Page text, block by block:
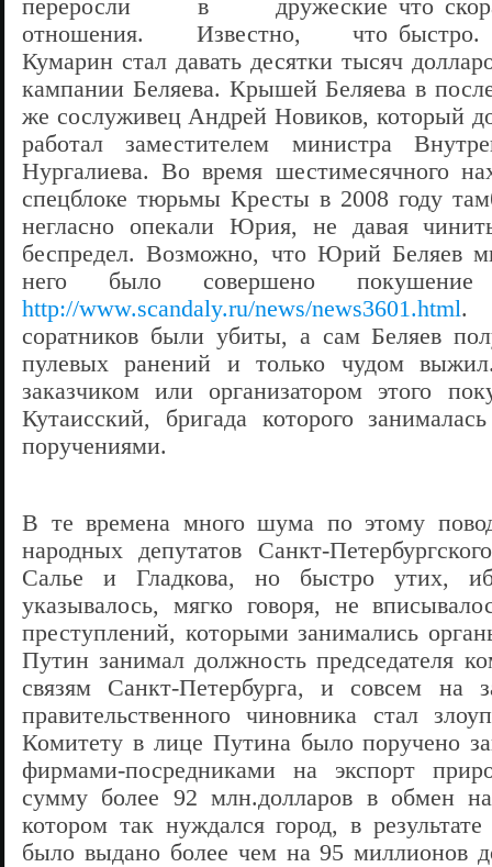
переросли в дружеские
отношения. Известно, что
Кумарин стал давать десятки тысяч
кампании Беляева. Крышей Беляева в
же сослуживец Андрей Новиков, который
работал заместителем министра
Нургалиева. Во время шестимесячного
спецблоке тюрьмы Кресты в 2008 году
негласно опекали Юрия, не давая
беспредел. Возможно, что Юрий Беляев
него было совершено
http://www.scandaly.ru/news/news3601.html.
соратников были убиты, а сам Беляев
пулевых ранений и только чудом
заказчиком или организатором этого
Кутаисский, бригада которого
поручениями.
В те времена много шума по этому
народных депутатов Санкт-
Салье и Гладкова, но быстро утих,
указывалось, мягко говоря, не
преступлений, которыми занимались
Путин занимал должность председателя
связям Санкт-Петербурга, и совсем на
правительственного чиновника стал
Комитету в лице Путина было поручено
фирмами-посредниками на экспорт
сумму более 92 млн.долларов в обмен на
котором так нуждался город, в
было выдано более чем на 95 миллионов